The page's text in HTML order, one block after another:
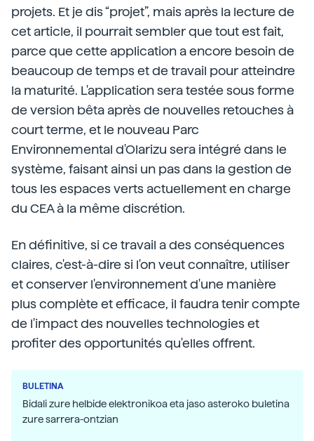
projets. Et je dis “projet”, mais après la lecture de
cet article, il pourrait sembler que tout est fait,
parce que cette application a encore besoin de
beaucoup de temps et de travail pour atteindre
la maturité. L'application sera testée sous forme
de version bêta après de nouvelles retouches à
court terme, et le nouveau Parc
Environnemental d'Olarizu sera intégré dans le
système, faisant ainsi un pas dans la gestion de
tous les espaces verts actuellement en charge
du CEA à la même discrétion.
En définitive, si ce travail a des conséquences
claires, c'est-à-dire si l'on veut connaître, utiliser
et conserver l'environnement d'une manière
plus complète et efficace, il faudra tenir compte
de l'impact des nouvelles technologies et
profiter des opportunités qu'elles offrent.
BULETINA
Bidali zure helbide elektronikoa eta jaso asteroko buletina
zure sarrera-ontzian